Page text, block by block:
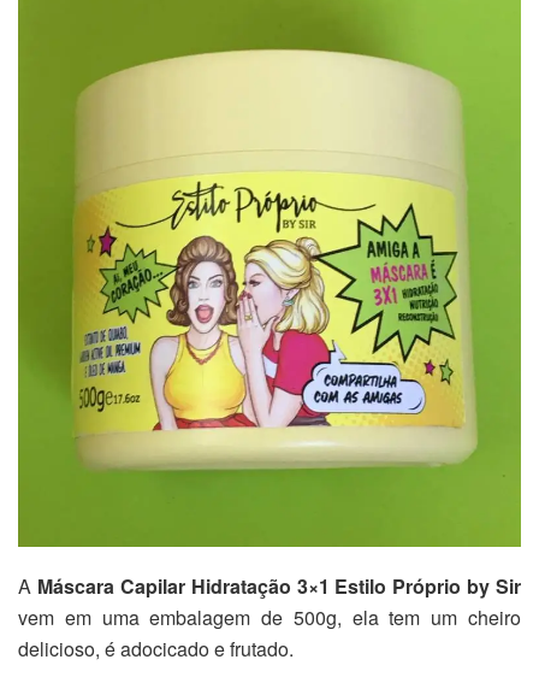
A Máscara Capilar Hidratação 3×1 Estilo Próprio by Sir
vem em uma embalagem de 500g, ela tem um cheiro
delicioso, é adocicado e frutado.